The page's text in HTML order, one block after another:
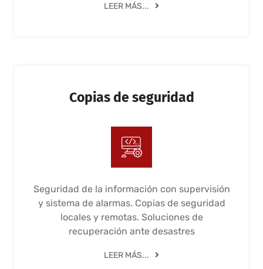
LEER MÁS...
Copias de seguridad
Seguridad de la información con supervisión
y sistema de alarmas. Copias de seguridad
locales y remotas. Soluciones de
recuperación ante desastres
LEER MÁS...